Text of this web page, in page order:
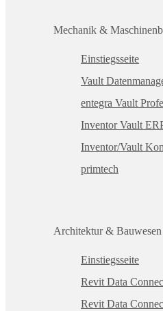
Mechanik &
Einstiegsseite
Vault
entegra Vault
Inventor Vault
Inventor/Vault
primtech
Architektur & Bauwesen
Einstiegsseite
Revit Data
Revit Data